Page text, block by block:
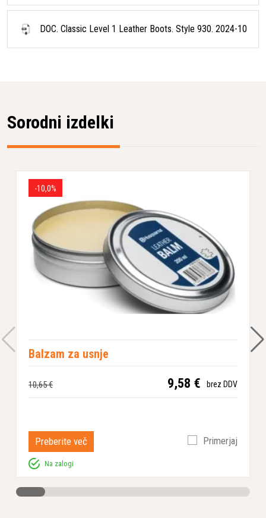
DOC. Classic Level 1 Leather Boots. Style 930. 2024-10
Sorodni izdelki
-10,0%
Balzam za usnje
10,65 € 9,58 € brez DDV
Preberite več Primerjaj
Na zalogi